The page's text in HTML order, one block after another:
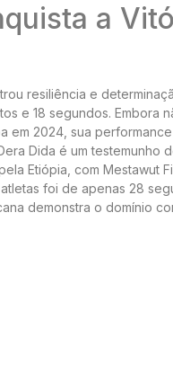
a
resiliência e
e 18 segundos.
em 2024, sua
Dida é um
Etiópia, com Mestawut
foi de apenas 28
demonstra o domínio